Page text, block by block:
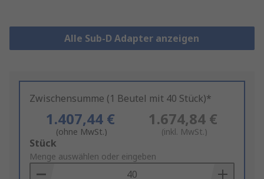
Alle Sub-D Adapter anzeigen
Zwischensumme (1 Beutel mit 40 Stück)*
1.407,44 €
(ohne MwSt.)
1.674,84 €
(inkl. MwSt.)
Add
to
Basket
Stück
Menge auswählen oder eingeben